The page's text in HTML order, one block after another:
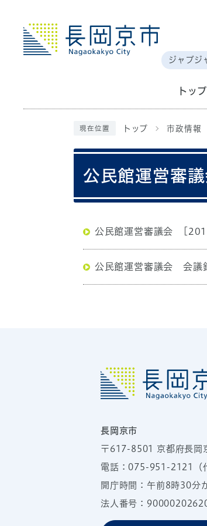
ジャブジ
トップ
現在位置 トップ 市政情報
公民館運営審議
公民館運営審議会
公民館運営審議会 会議
長岡京市
〒617-8501 京都府長岡
電話：075-951-2121
開庁時間：午前8時30
法人番号：